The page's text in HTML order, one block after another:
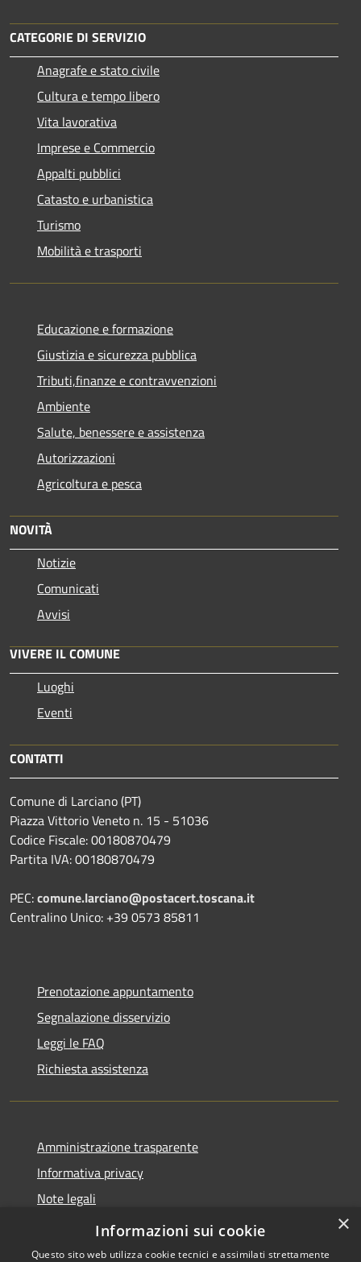
CATEGORIE DI SERVIZIO
Anagrafe e stato civile
Cultura e tempo libero
Vita lavorativa
Imprese e Commercio
Appalti pubblici
Catasto e urbanistica
Turismo
Mobilità e trasporti
Educazione e formazione
Giustizia e sicurezza pubblica
Tributi,finanze e contravvenzioni
Ambiente
Salute, benessere e assistenza
Autorizzazioni
Agricoltura e pesca
NOVITÀ
Notizie
Comunicati
Avvisi
VIVERE IL COMUNE
Luoghi
Eventi
CONTATTI
Comune di Larciano (PT)
Piazza Vittorio Veneto n. 15 - 51036
Codice Fiscale: 00180870479
Partita IVA: 00180870479
PEC:comune.larciano@postacert.toscana.it
Centralino Unico: +39 0573 85811
Prenotazione appuntamento
Segnalazione disservizio
Leggi le FAQ
Richiesta assistenza
Amministrazione trasparente
Informativa privacy
Note legali
Dichiarazione di accessibilità
×
Informazioni sui cookie
Questo sito web utilizza cookie tecnici e assimilati strettamente